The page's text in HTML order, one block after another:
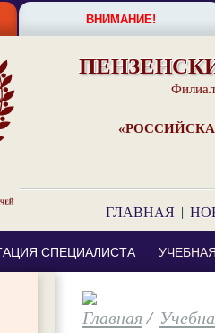
ВНИМАНИЕ!
ГЛАВНАЯ |
СПЕЦИАЛИСТА
/